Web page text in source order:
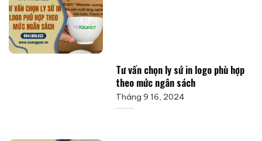
Tư vấn chọn ly sứ in logo phù hợp
theo mức ngân sách
Tháng 9 16, 2024